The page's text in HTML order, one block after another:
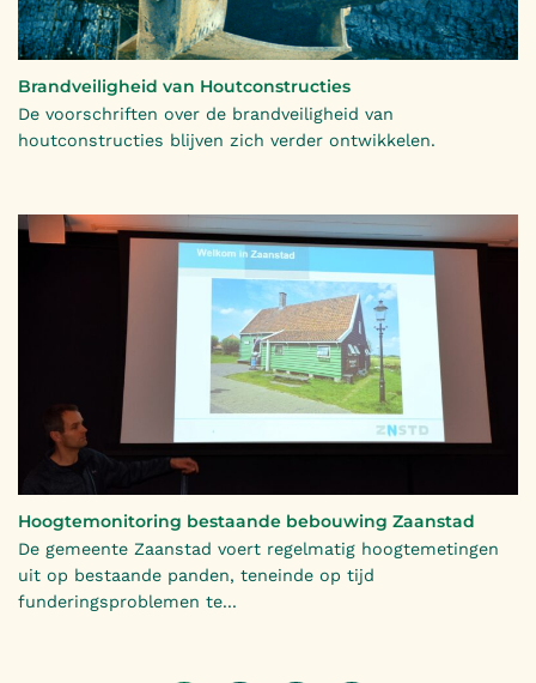
Brandveiligheid van Houtconstructies
De voorschriften over de brandveiligheid van
houtconstructies blijven zich verder ontwikkelen.
Hoogtemonitoring bestaande bebouwing Zaanstad
De gemeente Zaanstad voert regelmatig hoogtemetingen
uit op bestaande panden, teneinde op tijd
funderingsproblemen te...